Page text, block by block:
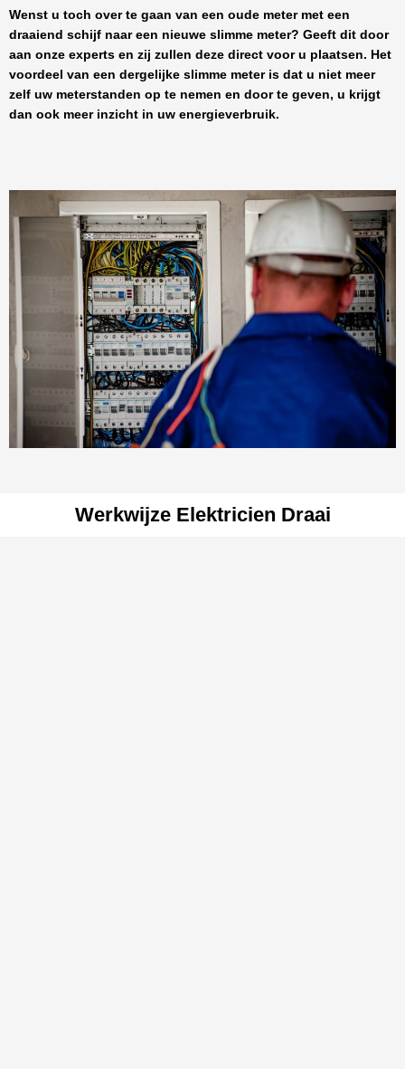
Wenst u toch over te gaan van een oude meter met een
draaiend schijf naar een nieuwe slimme meter? Geeft dit door
aan onze experts en zij zullen deze direct voor u plaatsen. Het
voordeel van een dergelijke slimme meter is dat u niet meer
zelf uw meterstanden op te nemen en door te geven, u krijgt
dan ook meer inzicht in uw energieverbruik.
Werkwijze Elektricien Draai